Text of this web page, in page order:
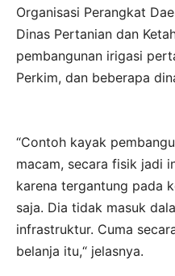
Organisasi Perangkat
Dinas Pertanian dan
pembangunan irigasi
Perkim, dan beberapa
“Contoh kayak
macam, secara fisik jadi
karena tergantung pada
saja. Dia tidak masuk
infrastruktur. Cuma
belanja itu,“ jelasnya.